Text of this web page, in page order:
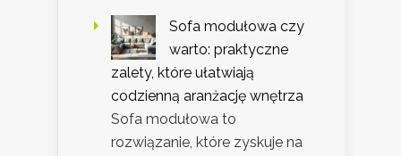
Sofa modułowa czy
warto: praktyczne
zalety, które ułatwiają
codzienną aranżację wnętrza
Sofa modułowa to
rozwiązanie, które zyskuje na